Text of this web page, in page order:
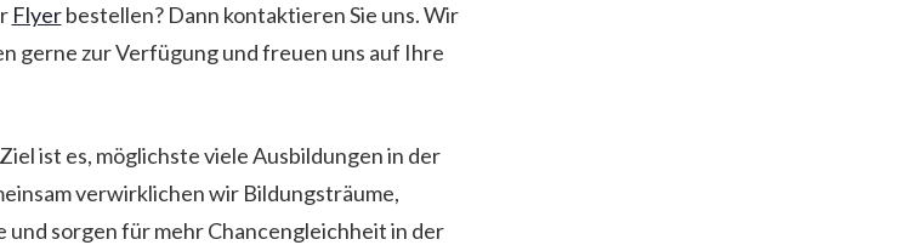
Flyerbestellen? Dann kontaktieren Sie uns. Wir
gerne zur Verfügung und freuen uns auf Ihre
ist es, möglichste viele Ausbildungen in der
verwirklichen wir Bildungsträume,
sorgen für mehr Chancengleichheit in der